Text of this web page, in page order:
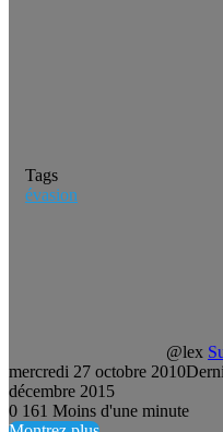
Tags
évasion
@lex
mercredi 27 octobre 2010
décembre 2015
0 161 Moins d'une minute